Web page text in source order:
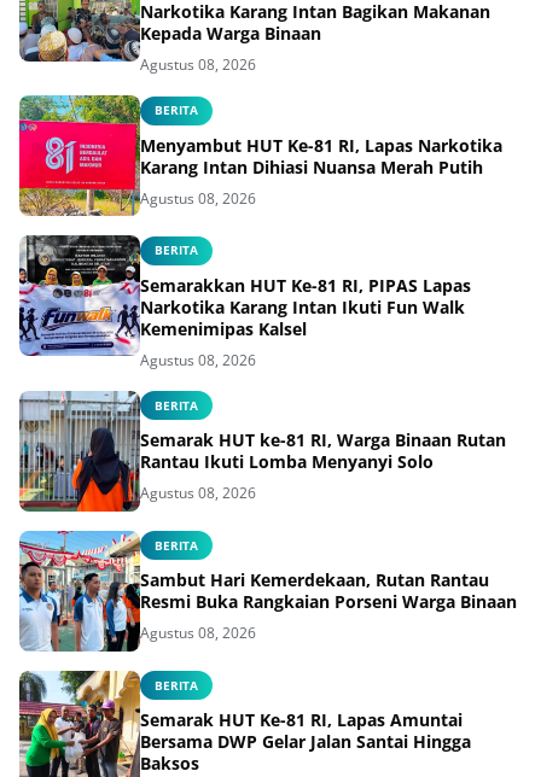
Narkotika Karang Intan Bagikan Makanan
Kepada Warga Binaan
Agustus 08, 2026
BERITA
Menyambut HUT Ke-81 RI, Lapas Narkotika
Karang Intan Dihiasi Nuansa Merah Putih
Agustus 08, 2026
BERITA
Semarakkan HUT Ke-81 RI, PIPAS Lapas
Narkotika Karang Intan Ikuti Fun Walk
Kemenimipas Kalsel
Agustus 08, 2026
BERITA
Semarak HUT ke-81 RI, Warga Binaan Rutan
Rantau Ikuti Lomba Menyanyi Solo
Agustus 08, 2026
BERITA
Sambut Hari Kemerdekaan, Rutan Rantau
Resmi Buka Rangkaian Porseni Warga Binaan
Agustus 08, 2026
BERITA
Semarak HUT Ke-81 RI, Lapas Amuntai
Bersama DWP Gelar Jalan Santai Hingga
Baksos